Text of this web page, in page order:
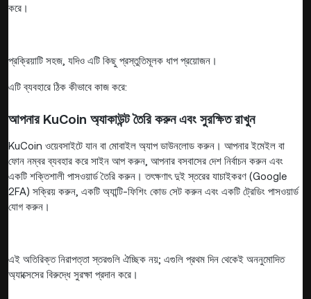
করে।
প্রক্রিয়াটি সহজ, যদিও এটি কিছু প্রস্তুতিমূলক ধাপ প্রয়োজন।
এটি ব্যবহারে ঠিক কীভাবে কাজ করে:
আপনার KuCoin অ্যাকাউন্ট তৈরি করুন এবং সুরক্ষিত রাখুন
KuCoin ওয়েবসাইটে যান বা মোবাইল অ্যাপ ডাউনলোড করুন। আপনার ইমেইল বা
ফোন নম্বর ব্যবহার করে সাইন আপ করুন, আপনার বসবাসের দেশ নির্বাচন করুন এবং
একটি শক্তিশালী পাসওয়ার্ড তৈরি করুন। তৎক্ষণাৎ দুই স্তরের যাচাইকরণ (Google
2FA) সক্রিয় করুন, একটি অ্যান্টি-ফিশিং কোড সেট করুন এবং একটি ট্রেডিং পাসওয়ার্ড
যোগ করুন।
এই অতিরিক্ত নিরাপত্তা স্তরগুলি ঐচ্ছিক নয়; এগুলি প্রথম দিন থেকেই অননুমোদিত
অ্যাক্সেসের বিরুদ্ধে সুরক্ষা প্রদান করে।